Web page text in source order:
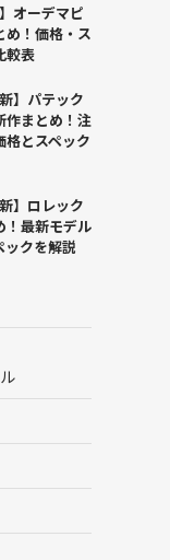
オーデマピ
め！価格・ス
較表
】パテック
作まとめ！注
格とスペック
】ロレック
！最新モデル
ックを解説